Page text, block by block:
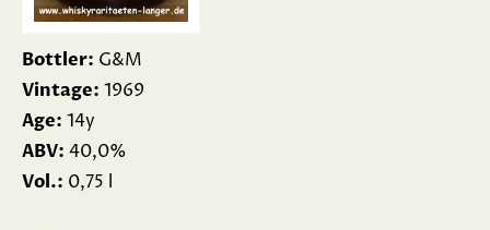
Bottler: G&M
Vintage: 1969
Age: 14y
ABV: 40,0%
Vol.: 0,75 l